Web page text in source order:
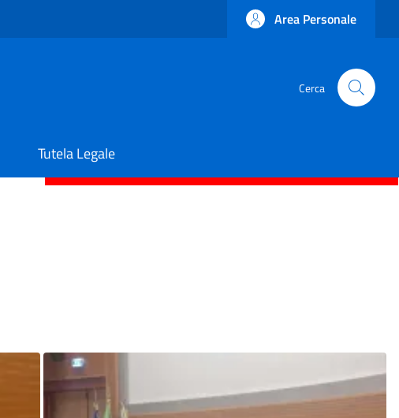
Area Personale
Cerca
Tutela Legale